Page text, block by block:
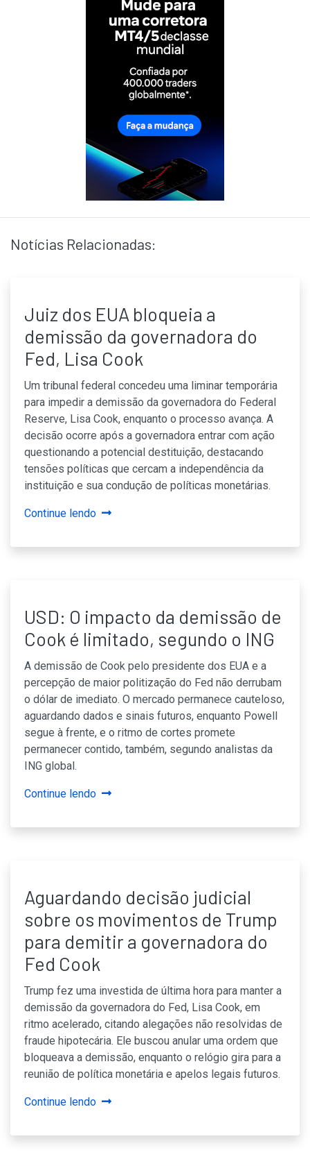
Notícias Relacionadas:
Juiz dos EUA bloqueia a
demissão da governadora do
Fed, Lisa Cook
Um tribunal federal concedeu uma liminar temporária
para impedir a demissão da governadora do Federal
Reserve, Lisa Cook, enquanto o processo avança. A
decisão ocorre após a governadora entrar com ação
questionando a potencial destituição, destacando
tensões políticas que cercam a independência da
instituição e sua condução de políticas monetárias.
Continue lendo
USD: O impacto da demissão de
Cook é limitado, segundo o ING
A demissão de Cook pelo presidente dos EUA e a
percepção de maior politização do Fed não derrubam
o dólar de imediato. O mercado permanece cauteloso,
aguardando dados e sinais futuros, enquanto Powell
segue à frente, e o ritmo de cortes promete
permanecer contido, também, segundo analistas da
ING global.
Continue lendo
Aguardando decisão judicial
sobre os movimentos de Trump
para demitir a governadora do
Fed Cook
Trump fez uma investida de última hora para manter a
demissão da governadora do Fed, Lisa Cook, em
ritmo acelerado, citando alegações não resolvidas de
fraude hipotecária. Ele buscou anular uma ordem que
bloqueava a demissão, enquanto o relógio gira para a
reunião de política monetária e apelos legais futuros.
Continue lendo